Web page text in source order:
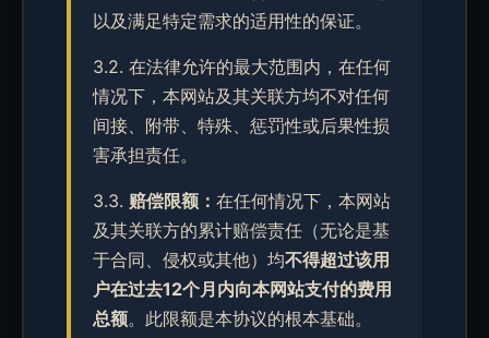
以及满足特定需求的适用性的保证。
3.2. 在法律允许的最大范围内，在任何
情况下，本网站及其关联方均不对任何
间接、附带、特殊、惩罚性或后果性损
害承担责任。
3.3. 赔偿限额： 在任何情况下，本网站
及其关联方的累计赔偿责任（无论是基
于合同、侵权或其他）均不得超过该用
户在过去12个月内向本网站支付的费用
总额。此限额是本协议的根本基础。